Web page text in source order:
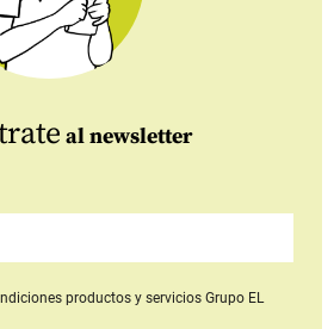
al newsletter
productos y serviciosGrupo EL